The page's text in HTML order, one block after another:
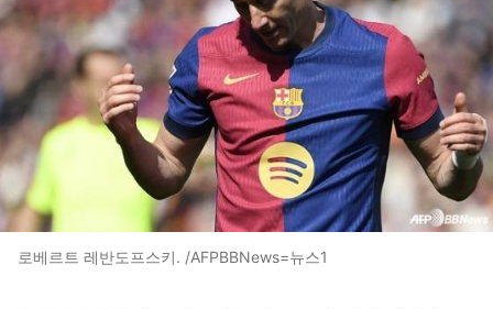
로베르트 레반도프스키. /AFPBBNews=뉴스1